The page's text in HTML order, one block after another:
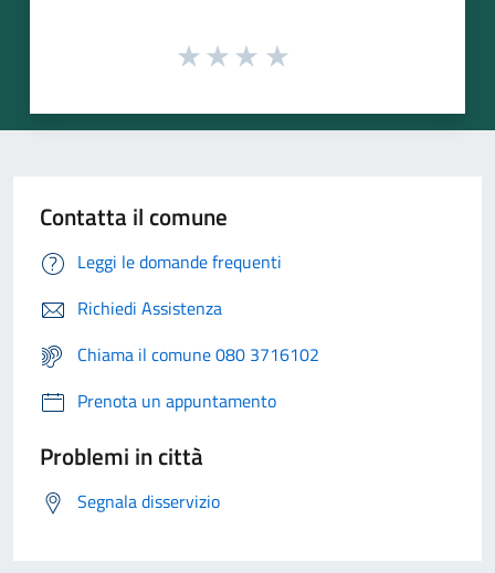
Contatta il comune
Leggi le domande frequenti
Richiedi Assistenza
Chiama il comune 080 3716102
Prenota un appuntamento
Problemi in città
Segnala disservizio